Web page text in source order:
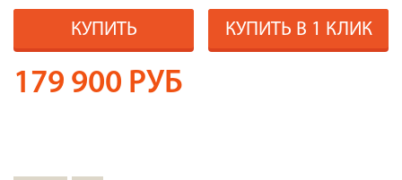
КУПИТЬ КУПИТЬ В 1 КЛИК
179 900 РУБ